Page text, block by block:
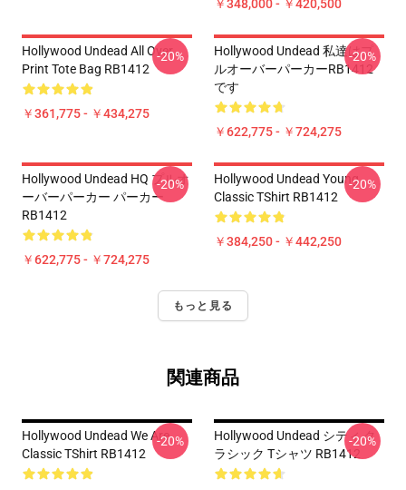
￥348,000 - ￥420,500
Hollywood Undead All Over
Print Tote Bag RB1412
￥361,775 - ￥434,275
-20%
Hollywood Undead 私達はプ
ルオーバーパーカーRB1412
です
￥622,775 - ￥724,275
-20%
Hollywood Undead HQ プルオ
ーバーパーカー パーカー
RB1412
￥622,775 - ￥724,275
-20%
Hollywood Undead Young
Classic TShirt RB1412
￥384,250 - ￥442,250
-20%
もっと見る
関連商品
Hollywood Undead We Are
Classic TShirt RB1412
-20%
Hollywood Undead シティ ク
ラシック Tシャツ RB1412
-20%